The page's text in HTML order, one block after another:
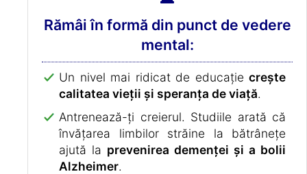
Rămâi în formă din punct de vedere
mental:
Un nivel mai ridicat de educație crește
calitatea vieții și speranța de viață.
Antrenează-ți creierul. Studiile arată că
învățarea limbilor străine la bătrânețe
ajută la prevenirea demenței și a bolii
Alzheimer.